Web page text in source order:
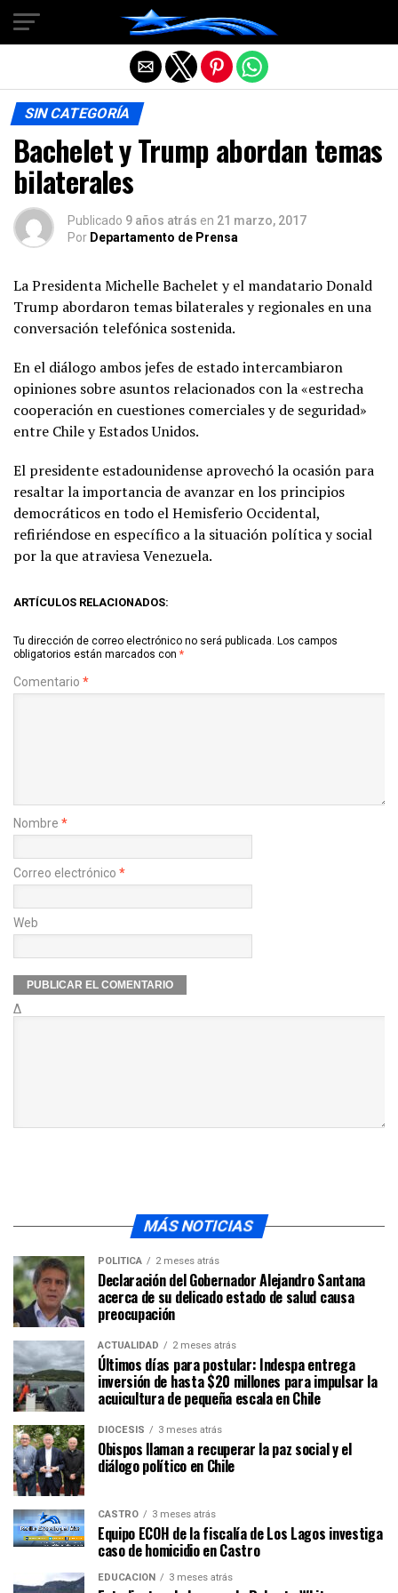
SIN CATEGORÍA
Bachelet y Trump abordan temas
bilaterales
Publicado 9 años atrás en 21 marzo, 2017
Por Departamento de Prensa
La Presidenta Michelle Bachelet y el mandatario Donald
Trump abordaron temas bilaterales y regionales en una
conversación telefónica sostenida.
En el diálogo ambos jefes de estado intercambiaron
opiniones sobre asuntos relacionados con la «estrecha
cooperación en cuestiones comerciales y de seguridad»
entre Chile y Estados Unidos.
El presidente estadounidense aprovechó la ocasión para
resaltar la importancia de avanzar en los principios
democráticos en todo el Hemisferio Occidental,
refiriéndose en específico a la situación política y social
por la que atraviesa Venezuela.
ARTÍCULOS RELACIONADOS:
Tu dirección de correo electrónico no será publicada. Los campos
obligatorios están marcados con *
Comentario *
Nombre *
Correo electrónico *
Web
Δ
MÁS NOTICIAS
POLÍTICA 2 meses atrás
Declaración del Gobernador Alejandro Santana
acerca de su delicado estado de salud causa
preocupación
ACTUALIDAD 2 meses atrás
Últimos días para postular: Indespa entrega
inversión de hasta $20 millones para impulsar la
acuicultura de pequeña escala en Chile
DIÓCESIS 3 meses atrás
Obispos llaman a recuperar la paz social y el
diálogo político en Chile
CASTRO 3 meses atrás
Equipo ECOH de la fiscalía de Los Lagos investiga
caso de homicidio en Castro
EDUCACIÓN 3 meses atrás
Salir de la versión móvil